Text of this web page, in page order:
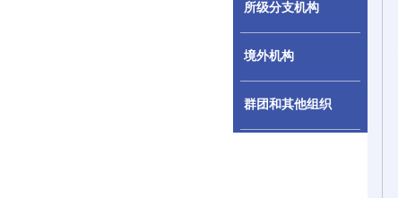
所级分支机构
境外机构
群团和其他组织